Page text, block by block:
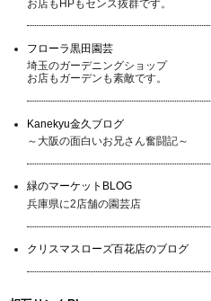
お店もHPもセンス抜群です。
フローラ黒田園芸
埼玉のガーデニングショップ
お店もガーデンも素敵です。
Kanekyu金久ブログ
～大阪の面白いお兄さん奮闘記～
緑のマーケットBLOG
兵庫県に2店舗の園芸店
クリスマスローズ百花店のブログ